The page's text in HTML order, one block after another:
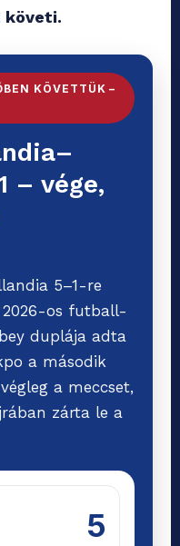
követi.
KÖVETTÜK –
– vége,
5–1-re
2026-os futball-
duplája adta
a második
a meccset,
zárta le a
5